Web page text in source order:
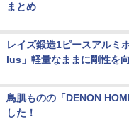
まとめ
レイズ鍛造1ピースアルミ
lus」軽量なままに剛性を
鳥肌ものの「DENON
した！